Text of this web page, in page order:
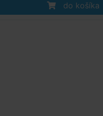
do košíka